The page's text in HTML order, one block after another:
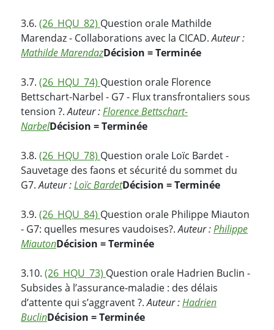
3.6. (26_HQU_82) Question orale Mathilde
Marendaz - Collaborations avec la CICAD.Auteur :
Mathilde MarendazDécision = Terminée
3.7. (26_HQU_74) Question orale Florence
Bettschart-Narbel - G7 - Flux transfrontaliers sous
tension ?.Auteur :Florence Bettschart-
NarbelDécision = Terminée
3.8. (26_HQU_78) Question orale Loïc Bardet -
Sauvetage des faons et sécurité du sommet du
G7.Auteur :Loïc BardetDécision = Terminée
3.9. (26_HQU_84) Question orale Philippe Miauton
- G7: quelles mesures vaudoises?.Auteur :Philippe
MiautonDécision = Terminée
3.10. (26_HQU_73) Question orale Hadrien Buclin -
Subsides à l’assurance-maladie : des délais
d’attente qui s’aggravent ?.Auteur :Hadrien
BuclinDécision = Terminée